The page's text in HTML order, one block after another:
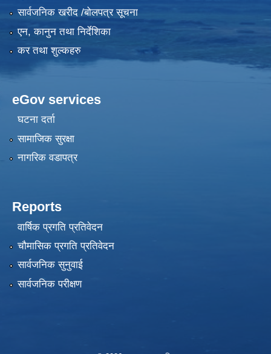
सार्वजनिक खरीद /बोलपत्र सूचना
एन, कानुन तथा निर्देशिका
कर तथा शुल्कहरु
eGov services
घटना दर्ता
सामाजिक सुरक्षा
नागरिक वडापत्र
Reports
वार्षिक प्रगति प्रतिवेदन
चौमासिक प्रगति प्रतिवेदन
सार्वजनिक सुनुवाई
सार्वजनिक परीक्षण